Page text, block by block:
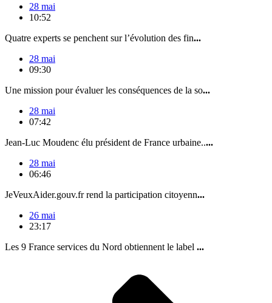
28 mai
10:52
Quatre experts se penchent sur l’évolution des fin...
28 mai
09:30
Une mission pour évaluer les conséquences de la so...
28 mai
07:42
Jean-Luc Moudenc élu président de France urbaine.....
28 mai
06:46
JeVeuxAider.gouv.fr rend la participation citoyenn...
26 mai
23:17
Les 9 France services du Nord obtiennent le label ...